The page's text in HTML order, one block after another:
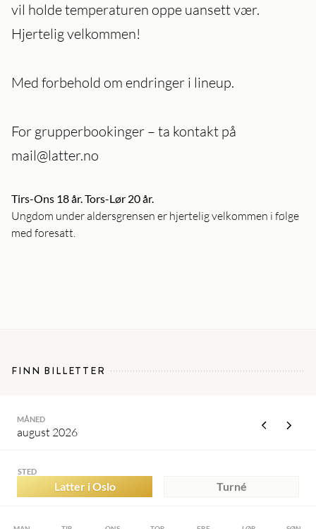
vil holde temperaturen oppe uansett vær.
Hjertelig velkommen!
Med forbehold om endringer i lineup.
For grupperbookinger – ta kontakt på
mail@latter.no
Tirs-Ons 18 år. Tors-Lør 20 år.
Ungdom under aldersgrensen er hjertelig velkommen i følge
med foresatt.
FINN BILLETTER
MÅNED
august 2026
STED
Latter i Oslo Turné